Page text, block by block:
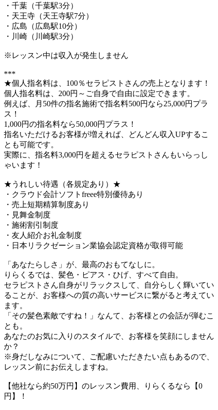
・千葉（千葉駅3分）
・天王寺（天王寺駅7分）
・広島（広島駅10分）
・川崎（川崎駅3分）
※レッスン中は収入が発生しません
***
★個人指名料は、100％セラピストさんの売上となります！
個人指名料は、200円～ご自身で自由に設定できます。
例えば、月50件の指名施術で指名料500円なら25,000円プラ
ス！
1,000円の指名料なら50,000円プラス！
指名いただけるお客様が増えれば、どんどん収入UPするこ
とも可能です。
実際に、指名料3,000円を超えるセラピストさんもいらっし
ゃいます！
★うれしい待遇（各規定あり）★
・クラウド会計ソフトfreee特別優待あり
・売上短期精算制度あり
・見舞金制度
・施術割引制度
・友人紹介お礼金制度
・日本リラクゼーション業協会認定資格が取得可能
「あなたらしさ」が、最高のおもてなしに。
りらくるでは、髪色・ピアス・ひげ、すべて自由。
セラピストさん自身がリラックスして、自分らしく輝いてい
ることが、お客様への質の高いサービスに繋がると考えてい
ます。
「その髪色素敵ですね！」なんて、お客様との会話が弾むこ
とも。
あなたのお気に入りのスタイルで、お客様を笑顔にしません
か？
※身だしなみについて、ご配慮いただきたい点もあるので、
レッスン前にお伝えしますね。
【他社なら約50万円】のレッスン費用、りらくるなら【0
円】！